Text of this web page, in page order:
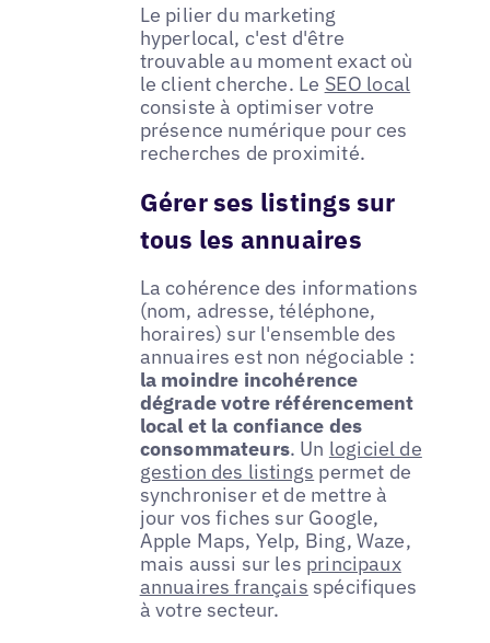
Le pilier du marketing
hyperlocal, c'est d'être
trouvable au moment exact où
le client cherche. Le SEO local
consiste à optimiser votre
présence numérique pour ces
recherches de proximité.
Gérer ses listings sur
tous les annuaires
La cohérence des informations
(nom, adresse, téléphone,
horaires) sur l'ensemble des
annuaires est non négociable :
la moindre incohérence
dégrade votre référencement
local et la confiance des
consommateurs. Un logiciel de
gestion des listings permet de
synchroniser et de mettre à
jour vos fiches sur Google,
Apple Maps, Yelp, Bing, Waze,
mais aussi sur les principaux
annuaires français spécifiques
à votre secteur.